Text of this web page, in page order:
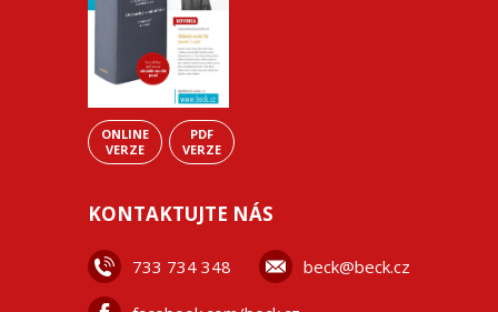
ONLINE
VERZE
PDF
VERZE
KONTAKTUJTE NÁS
733 734 348 beck@beck.cz